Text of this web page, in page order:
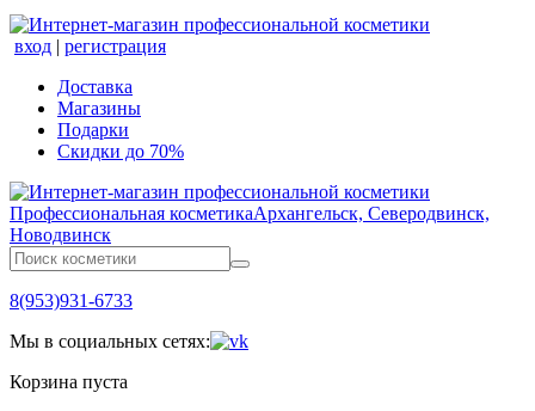
вход | регистрация
Доставка
Магазины
Подарки
Скидки до 70%
Профессиональная косметикаАрхангельск, Северодвинск,
Новодвинск
8(953)931-6733
Мы в социальных сетях:
Корзина пуста